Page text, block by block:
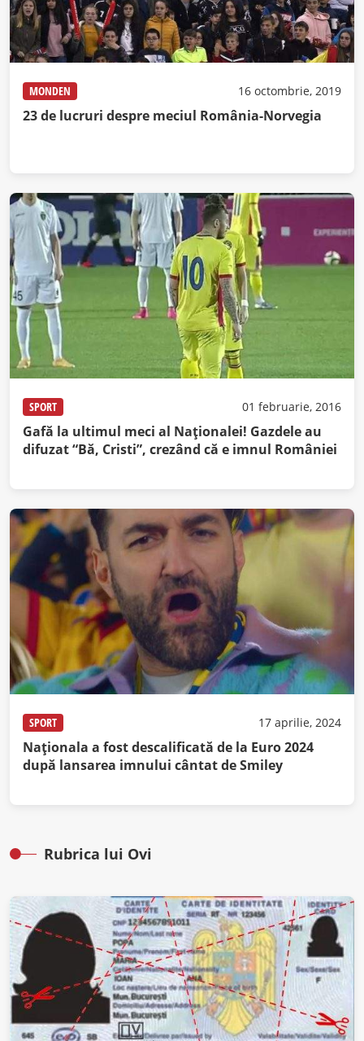
MONDEN 16 octombrie, 2019
23 de lucruri despre meciul România-Norvegia
SPORT 01 februarie, 2016
Gafă la ultimul meci al Naţionalei! Gazdele au
difuzat “Bă, Cristi”, crezând că e imnul României
SPORT 17 aprilie, 2024
Naționala a fost descalificată de la Euro 2024
după lansarea imnului cântat de Smiley
Rubrica lui Ovi